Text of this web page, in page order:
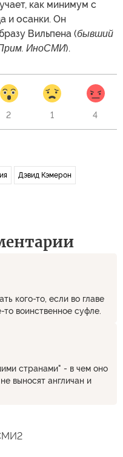
как минимум с
и осанки. Он
Вильпена (бывший
ИноСМИ).
2 1 4
Дэвид Кэмерон
кого-то, если во главе
воинственное суфле.
странами" - в чем оно
выносят англичан и